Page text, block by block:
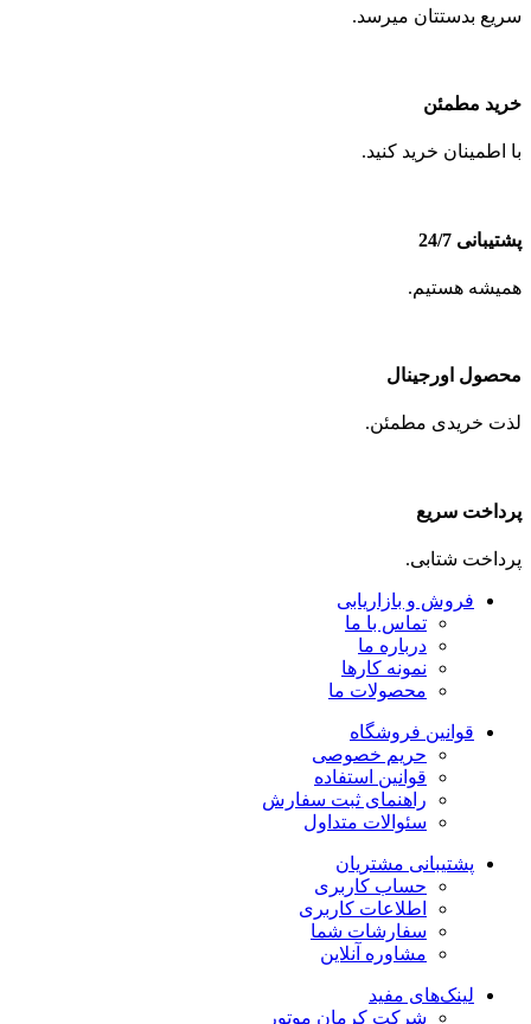
سریع بدستتان میرسد.
خرید مطمئن
با اطمینان خرید کنید.
پشتیبانی 24/7
همیشه هستیم.
محصول اورجینال
لذت خریدی مطمئن.
پرداخت سریع
پرداخت شتابی.
فروش و بازاریابی
تماس با ما
درباره ما
نمونه کارها
محصولات ما
قوانین فروشگاه
حریم خصوصی
قوانین استفاده
راهنمای ثبت سفارش
سئوالات متداول
پشتیبانی مشتریان
حساب کاربری
اطلاعات کاربری
سفارشات شما
مشاوره آنلاین
لینک‌های مفید
شرکت کرمان موتور